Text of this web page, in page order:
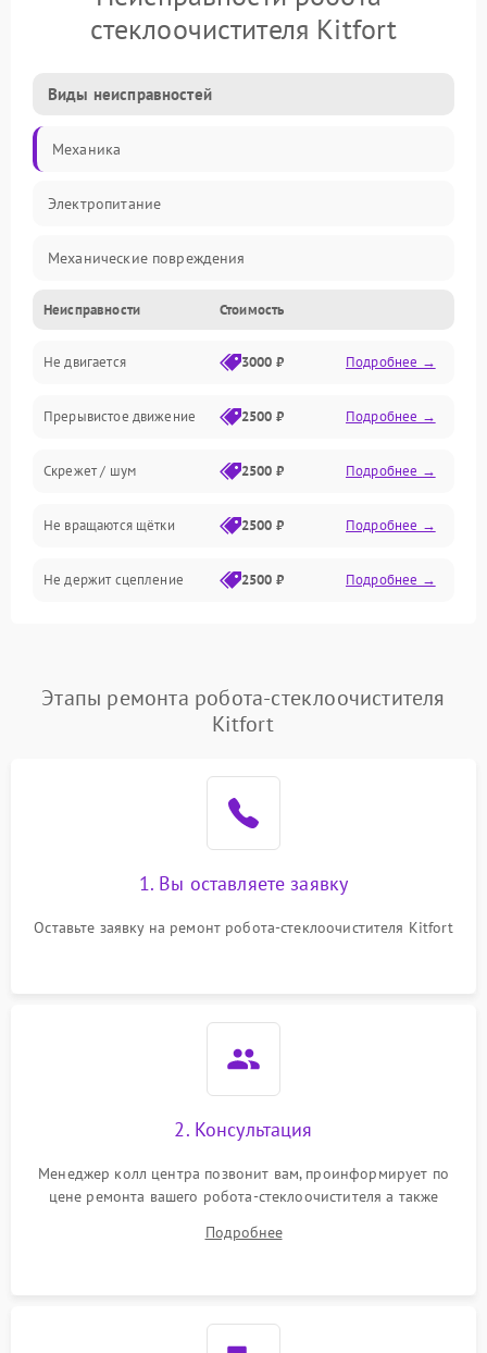
стеклоочистителя Kitfort
Виды неисправностей
Механика
Электропитание
Механические повреждения
Электроника
Управление
Электрика
Программное обеспечение
Электрика/Механические
Неисправности Стоимость
Не двигается 3000 ₽ Подробнее →
Прерывистое движение 2500 ₽ Подробнее →
Скрежет / шум 2500 ₽ Подробнее →
Не вращаются щётки 2500 ₽ Подробнее →
Не держит сцепление 2500 ₽ Подробнее →
Этапы ремонта робота-стеклоочистителя
Kitfort
1. Вы оставляете заявку
Оставьте заявку на ремонт робота-стеклоочистителя Kitfort
2. Консультация
Менеджер колл центра позвонит вам, проинформирует по
цене ремонта вашего робота-стеклоочистителя а также
Подробнее